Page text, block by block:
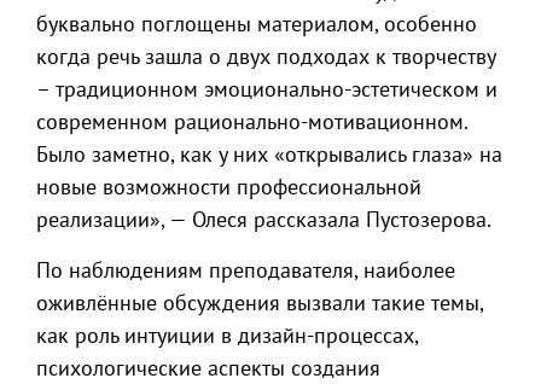
буквально поглощены материалом, особенно
когда речь зашла о двух подходах к творчеству
– традиционном эмоционально-эстетическом и
современном рационально-мотивационном.
Было заметно, как у них «открывались глаза» на
новые возможности профессиональной
реализации», — Олеся рассказала Пустозерова.
По наблюдениям преподавателя, наиболее
оживлённые обсуждения вызвали такие темы,
как роль интуиции в дизайн-процессах,
психологические аспекты создания